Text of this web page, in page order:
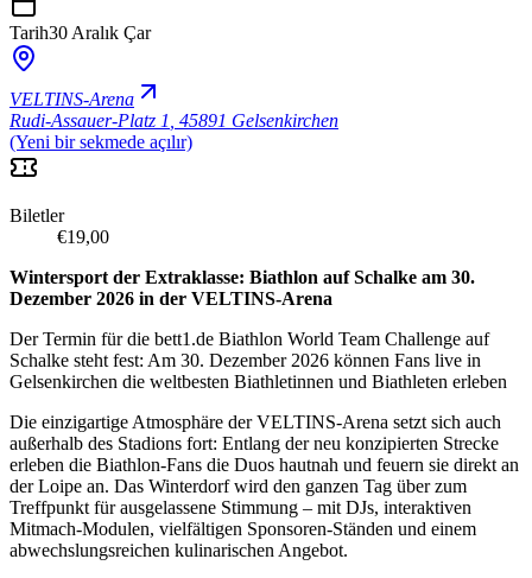
Tarih30 Aralık Çar
VELTINS-Arena
Rudi-Assauer-Platz 1 45891 Gelsenkirchen
(Yeni bir sekmede açılır)
Biletler
€19,00
Wintersport der Extraklasse: Biathlon auf Schalke am 30.
Dezember 2026 in der VELTINS-Arena
Der Termin für die bett1.de Biathlon World Team Challenge auf
Schalke steht fest: Am 30. Dezember 2026 können Fans live in
Gelsenkirchen die weltbesten Biathletinnen und Biathleten erleben
Die einzigartige Atmosphäre der VELTINS-Arena setzt sich auch
außerhalb des Stadions fort: Entlang der neu konzipierten Strecke
erleben die Biathlon-Fans die Duos hautnah und feuern sie direkt an
der Loipe an. Das Winterdorf wird den ganzen Tag über zum
Treffpunkt für ausgelassene Stimmung – mit DJs, interaktiven
Mitmach-Modulen, vielfältigen Sponsoren-Ständen und einem
abwechslungsreichen kulinarischen Angebot.